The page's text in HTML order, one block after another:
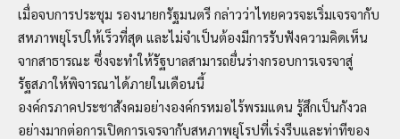
เมื่อจบการประชุม รองนายกรัฐมนตรี กล่าวว่าไทยควรจะเริ่มเจรจากับ
สหภาพยุโรปให้เร็วที่สุด และไม่จำเป็นต้องมีการรับฟังความคิดเห็น
จากสาธารณะ ซึ่งจะทำให้รัฐบาลสามารถยื่นร่างกรอบการเจรจาสู่
รัฐสภาให้พิจารณาได้ภายในเดือนนี้
องค์กรภาคประชาสังคมอย่างองค์กรหมอไร้พรมแดน รู้สึกเป็นกังวล
อย่างมากต่อการเปิดการเจรจากับสหภาพยุโรปที่เร่งรีบและท่าทีของ